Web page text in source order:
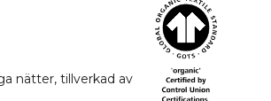
nätter, tillverkad av